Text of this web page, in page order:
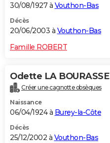
30/08/1927 à Vouthon-Bas
Décès
20/06/2003 à Vouthon-Bas
Famille ROBERT
Odette LA BOURASSE
Créer une cagnotte obsèques
Naissance
06/04/1924 à Burey-la-Côte
Décès
25/12/2002 à Vouthon-Bas